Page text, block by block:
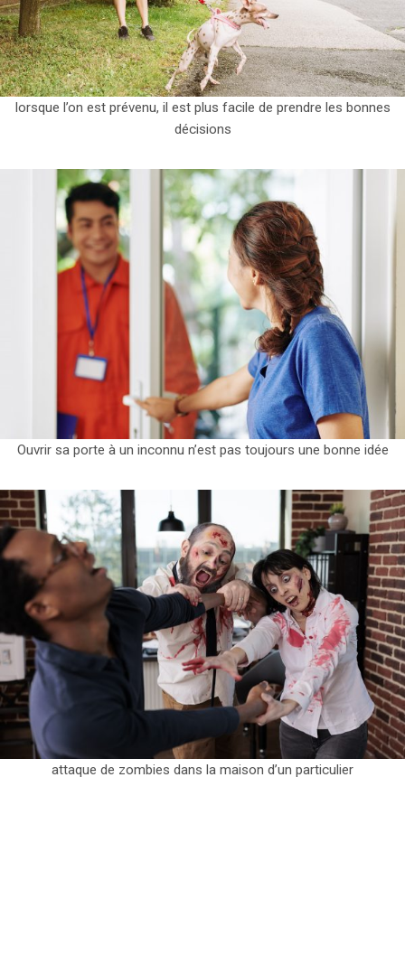
lorsque l’on est prévenu, il est plus facile de prendre les bonnes
décisions
Ouvrir sa porte à un inconnu n’est pas toujours une bonne idée
attaque de zombies dans la maison d’un particulier